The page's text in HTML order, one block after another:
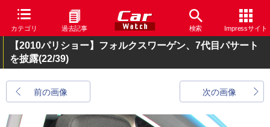
カテゴリ 過去記事 検索 Impressサイト
【2010パリショー】フォルクスワーゲン、7代目パサート
を披露(22/39)
前の画像 次の画像